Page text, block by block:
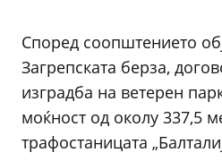
Според соопштението
Загрепската берза,
изградба на ветерен
моќност од околу 337,5
трафостаницата